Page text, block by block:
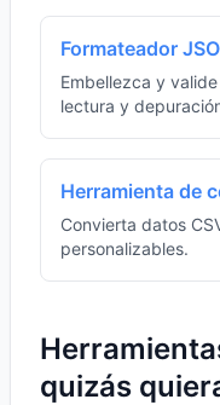
Formateador
Embellezca y
lectura y
Herramienta de
Convierta datos
personalizables.
quizás